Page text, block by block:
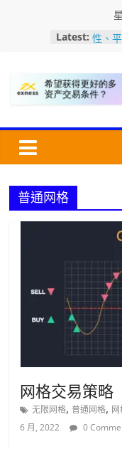
Latest: 性、
美国
牌照
加密
普通网格
网格交易策略
无限网格,普通网格,
6 月, 2022
0